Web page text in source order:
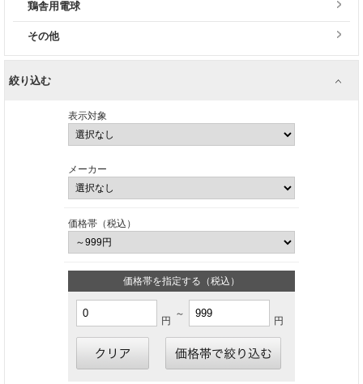
鶏舎用電球
その他
絞り込む
表示対象
メーカー
価格帯（税込）
価格帯を指定する（税込）
円
～
円